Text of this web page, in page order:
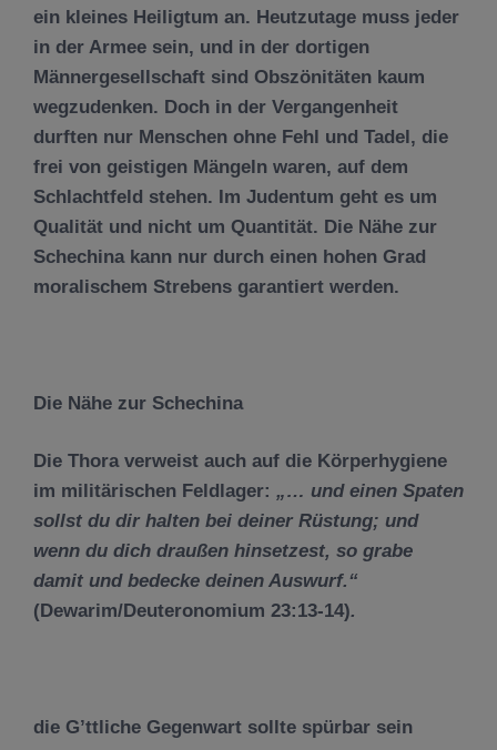
ein kleines Heiligtum an. Heutzutage muss jeder
in der Armee sein, und in der dortigen
Männergesellschaft sind Obszönitäten kaum
wegzudenken. Doch in der Vergangenheit
durften nur Menschen ohne Fehl und Tadel, die
frei von geistigen Mängeln waren, auf dem
Schlachtfeld stehen. Im Judentum geht es um
Qualität und nicht um Quantität. Die Nähe zur
Schechina kann nur durch einen hohen Grad
moralischem Strebens garantiert werden.
Die Nähe zur Schechina
Die Thora verweist auch auf die Körperhygiene
im militärischen Feldlager: „… und einen Spaten
sollst du dir halten bei deiner Rüstung; und
wenn du dich draußen hinsetzest, so grabe
damit und bedecke deinen Auswurf.“
(Dewarim/Deuteronomium 23:13-14).
die G’ttliche Gegenwart sollte spürbar sein